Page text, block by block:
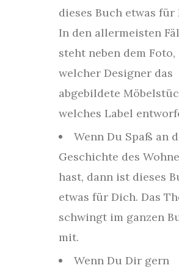
dieses Buch etwas für
In den allermeisten
steht neben dem Foto,
welcher Designer das
abgebildete
welches Label
Wenn Du Spaß an
Geschichte des
hast, dann ist dieses
etwas für Dich. Das
schwingt im ganzen
mit.
Wenn Du Dir gern